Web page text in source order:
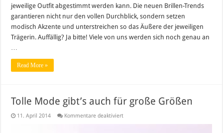
jeweilige Outfit abgestimmt werden kann. Die neuen Brillen-Trends
garantieren nicht nur den vollen Durchblick, sondern setzen
modisch Akzente und unterstreichen so das Äußere der jeweiligen
Trägerin. Auffällig? Ja bitte! Viele von uns werden sich noch genau an
…
Read More »
Tolle Mode gibt’s auch für große Größen
11. April 2014 Kommentare deaktiviertfür